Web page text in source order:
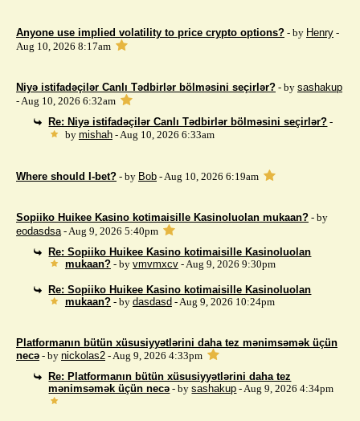
Anyone use implied volatility to price crypto options? - by Henry -
Aug 10, 2026 8:17am
Niyə istifadəçilər Canlı Tədbirlər bölməsini seçirlər? - by sashakup
- Aug 10, 2026 6:32am
Re: Niyə istifadəçilər Canlı Tədbirlər bölməsini seçirlər? -
by mishah- Aug 10, 2026 6:33am
Where should I-bet? - by Bob - Aug 10, 2026 6:19am
Sopiiko Huikee Kasino kotimaisille Kasinoluolan mukaan? - by
eodasdsa- Aug 9, 2026 5:40pm
Re: Sopiiko Huikee Kasino kotimaisille Kasinoluolan
mukaan? - by vmvmxcv- Aug 9, 2026 9:30pm
Re: Sopiiko Huikee Kasino kotimaisille Kasinoluolan
mukaan? - by dasdasd - Aug 9, 2026 10:24pm
Platformanın bütün xüsusiyyətlərini daha tez mənimsəmək üçün
necə - by nickolas2 - Aug 9, 2026 4:33pm
Re: Platformanın bütün xüsusiyyətlərini daha tez
mənimsəmək üçün necə - bysashakup - Aug 9, 2026 4:34pm